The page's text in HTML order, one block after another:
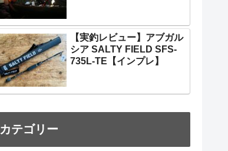
【実釣レビュー】アブガル
シア SALTY FIELD SFS-
735L-TE【インプレ】
カテゴリー